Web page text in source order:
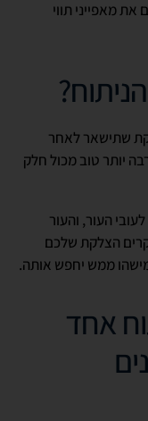
מאפייני תווי
שתישאר לאחר
יותר טוב מכול חלק
העור, והעור
הצלקת שלכם
ממש יחפש אותה.
אחד